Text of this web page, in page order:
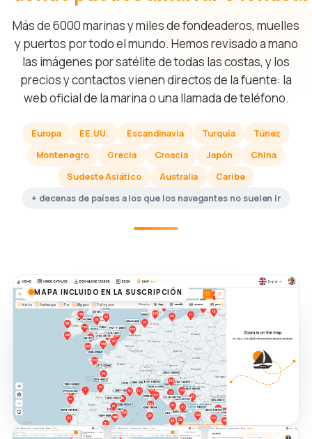
Más de 6000 marinas y miles de fondeaderos, muelles
y puertos por todo el mundo. Hemos revisado a mano
las imágenes por satélite de todas las costas, y los
precios y contactos vienen directos de la fuente: la
web oficial de la marina o una llamada de teléfono.
Europa EE.UU. Escandinavia Turquía
Túnez
Montenegro
Grecia Croacia Japón
China
Sudeste Asiático
Australia
Caribe
+ decenas de países a los que los navegantes no suelen ir
MAPA INCLUIDO EN LA SUSCRIPCIÓN